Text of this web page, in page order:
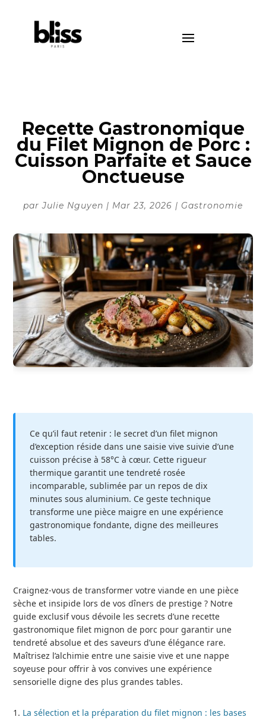
Recette Gastronomique
du Filet Mignon de Porc :
Cuisson Parfaite et Sauce
Onctueuse
parJulie Nguyen | Mar 23, 2026 | Gastronomie
Ce qu’il faut retenir : le secret d’un filet mignon
d’exception réside dans une saisie vive suivie d’une
cuisson précise à 58°C à cœur. Cette rigueur
thermique garantit une tendreté rosée
incomparable, sublimée par un repos de dix
minutes sous aluminium. Ce geste technique
transforme une pièce maigre en une expérience
gastronomique fondante, digne des meilleures
tables.
Craignez-vous de transformer votre viande en une pièce
sèche et insipide lors de vos dîners de prestige ? Notre
guide exclusif vous dévoile les secrets d’une recette
gastronomique filet mignon de porc pour garantir une
tendreté absolue et des saveurs d’une élégance rare.
Maîtrisez l’alchimie entre une saisie vive et une nappe
soyeuse pour offrir à vos convives une expérience
sensorielle digne des plus grandes tables.
La sélection et la préparation du filet mignon : les bases